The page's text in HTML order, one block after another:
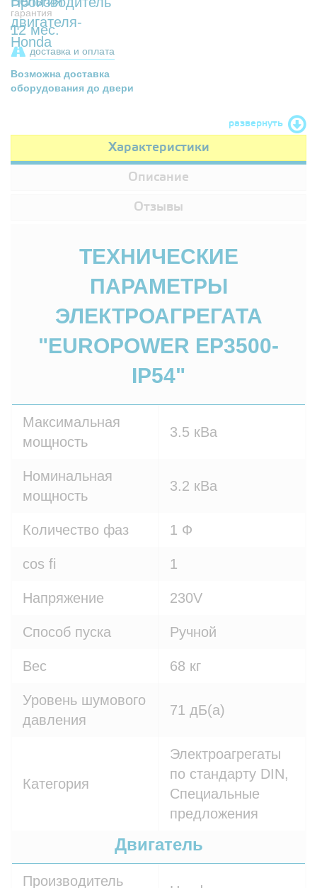
гарантия
12 мес.
доставка и оплата
Возможна доставка
оборудования до двери
развернуть
Характеристики
Описание
Отзывы
ТЕХНИЧЕСКИЕ
ПАРАМЕТРЫ
ЭЛЕКТРОАГРЕГАТА
"EUROPOWER EP3500-
IP54"
Максимальная
мощность
3.5 кВа
Номинальная
мощность
3.2 кВа
Количество фаз 1 Ф
cos fi 1
Напряжение 230V
Способ пуска Ручной
Вес 68 кг
Уровень шумового
давления
71 дБ(а)
Категория
Электроагрегаты
по стандарту DIN,
Специальные
предложения
Двигатель
Производитель